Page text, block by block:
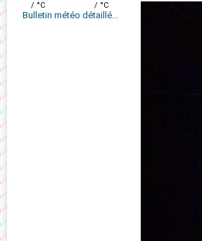
/ °C / °C
Bulletin météo détaillé...